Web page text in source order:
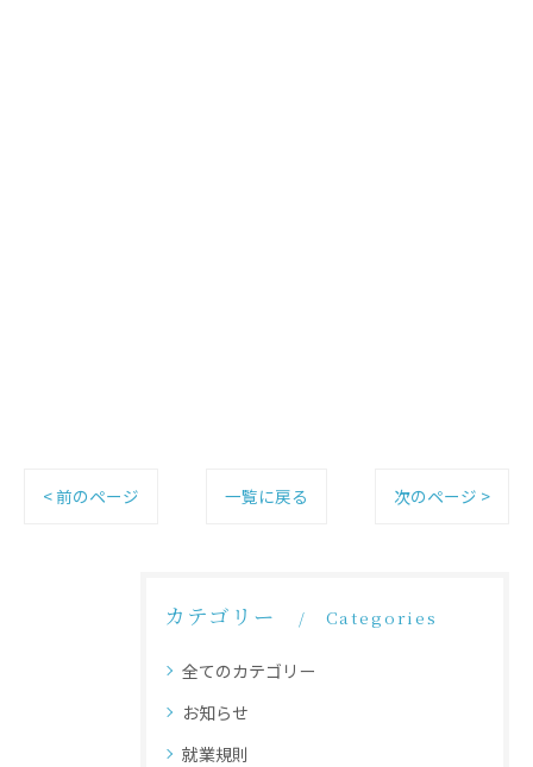
< 前のページ 一覧に戻る 次のページ >
カテゴリー Categories
全てのカテゴリー
お知らせ
就業規則